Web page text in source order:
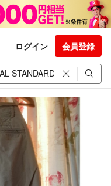
ログイン 会員登録